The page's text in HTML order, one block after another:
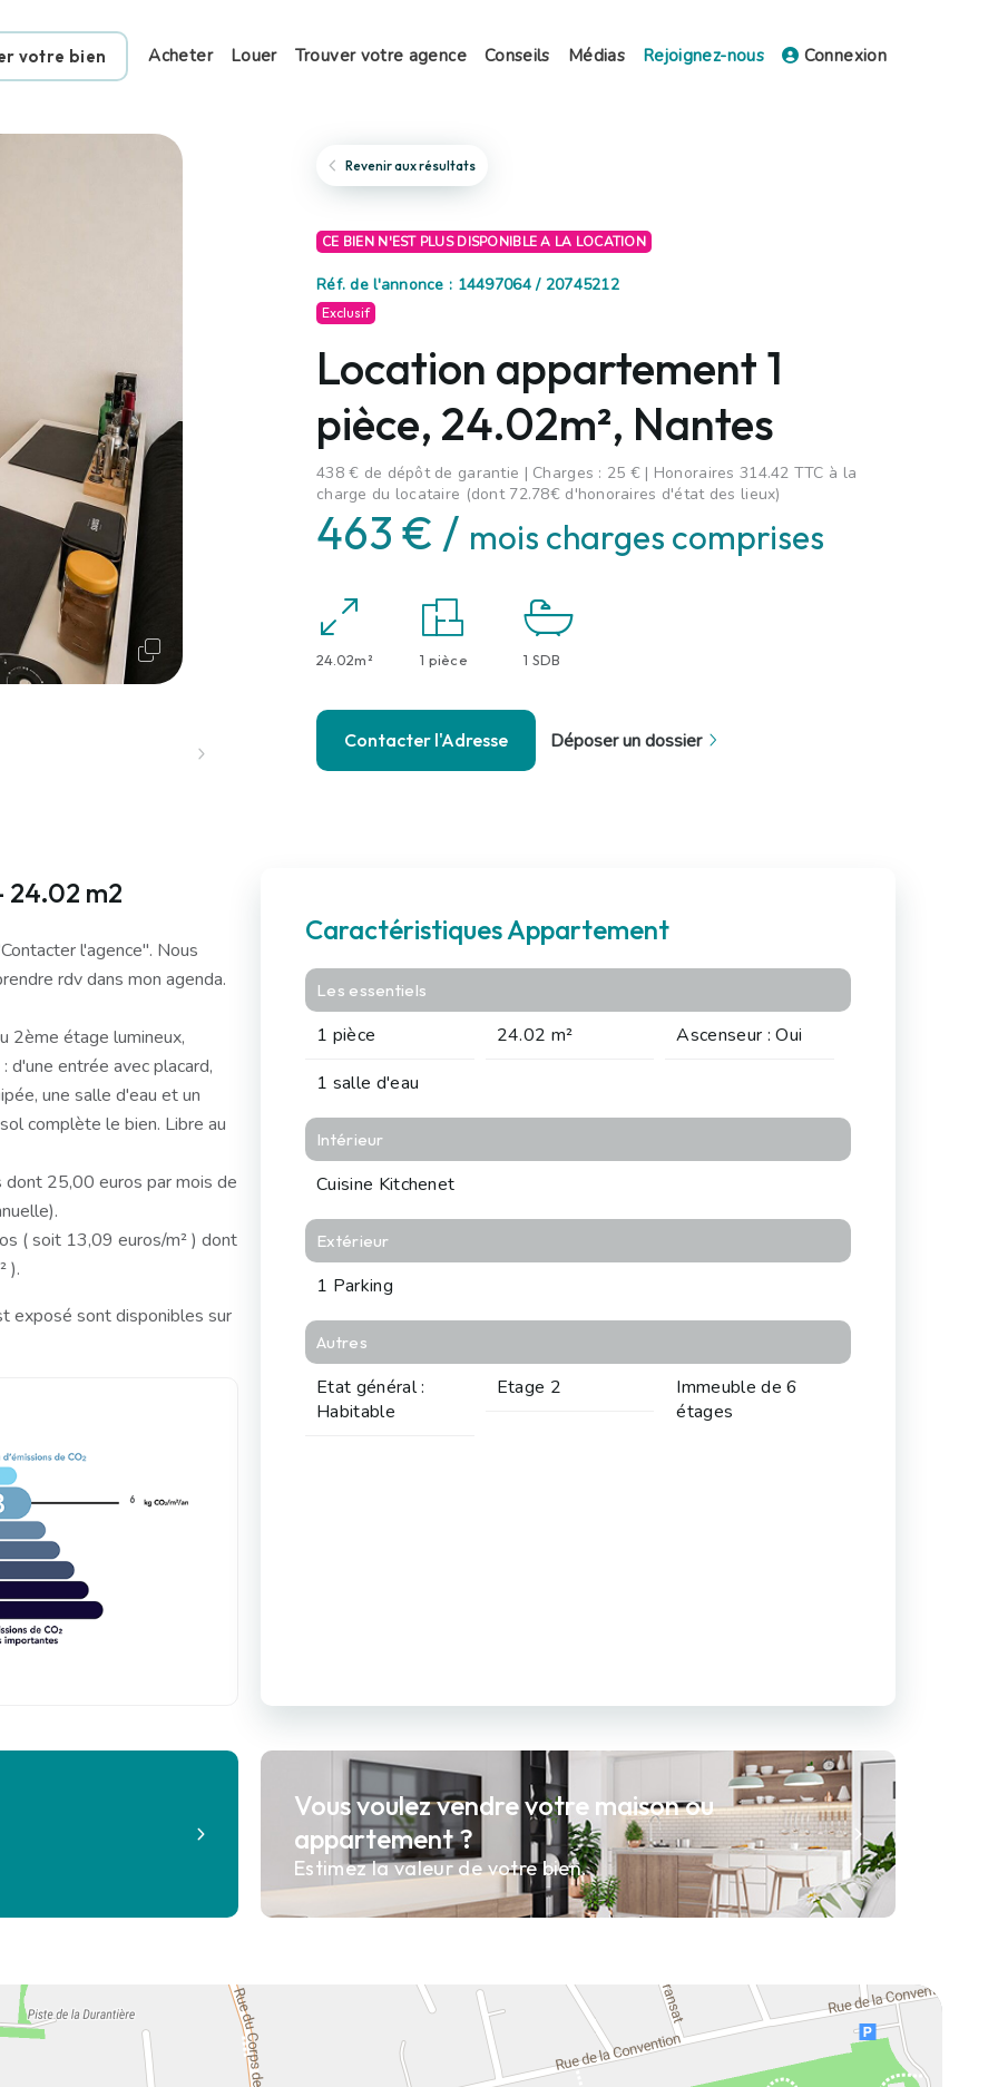
votre bien Acheter Louer Trouver votre agence Conseils Médias Rejoignez-nous Connexion
Revenir aux résultats
CE BIEN N'EST PLUS DISPONIBLE A LA LOCATION
Réf. de l'annonce : 14497064 / 20745212
Exclusif
Location appartement 1
pièce, 24.02m², Nantes
438 € de dépôt de garantie | Charges : 25 € | Honoraires 314.42 TTC à la
charge du locataire (dont 72.78€ d'honoraires d'état des lieux)
463 € / mois charges comprises
24.02m² 1 pièce 1 SDB
Contacter l'Adresse Déposer un dossier
24.02 m2
l'agence". Nous
rdv dans mon agenda.
2ème étage lumineux,
d'une entrée avec placard,
une salle d'eau et un
complète le bien. Libre au
25,00 euros par mois de
( soit 13,09 euros/m² ) dont
).
exposé sont disponibles sur
6
Caractéristiques Appartement
Les essentiels
1 pièce 24.02 m²
Ascenseur : Oui
1 salle d'eau
Intérieur
Cuisine Kitchenet
Extérieur
1 Parking
Autres
Etat général :
Habitable
Etage 2
Immeuble de 6
étages
Vous voulez vendre votre maison ou
appartement ?
Estimez la valeur de votre bien.